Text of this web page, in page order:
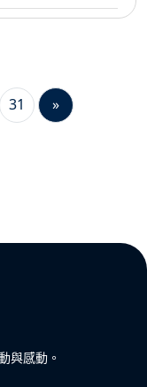
31 »
與感動。